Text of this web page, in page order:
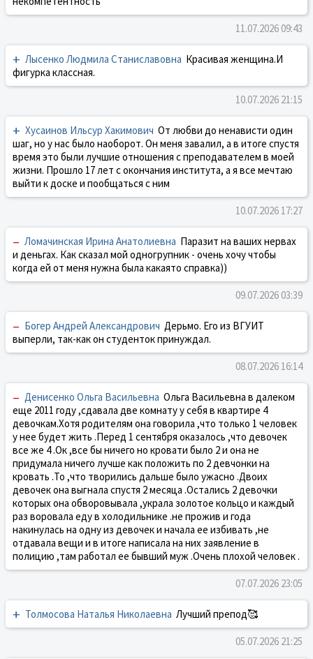
11.07.2026 09:43
+ Лысенко Людмила Станиславовна Красивая женщина.И
фигурка классная.
10.07.2026 21:15
+ Хусаинов Ильсур Хакимович От любви до ненависти один
шаг, но у нас было наоборот. Он меня завалил, а в итоге спустя
время это были лучшие отношения с преподавателем в моей
жизни. Прошло 17 лет с окончания института, а я все мечтаю
выйти к доске и пообщаться с ним
10.07.2026 17:27
– Ломачинская Ирина Анатолиевна Паразит на ваших нервах
и деньгах. Как сказал мой одногрупник - очень хочу чтобы
когда ей от меня нужна была какаято справка))
09.07.2026 03:39
– Богер Андрей Александрович Дерьмо. Его из ВГУИТ
выперли, так-как он студенток принуждал.
08.07.2026 16:14
– Денисенко Ольга Васильевна Ольга Васильевна в далеком
еще 2011 году ,сдавала две комнату у себя в квартире 4
девочкам.Хотя родителям она говорила ,что только 1 человек
у нее будет жить .Перед 1 сентября оказалось ,что девочек
все же 4 .Ок ,все бы ничего но кровати было 2 и она не
придумала ничего лучше как положить по 2 девчонки на
кровать .То ,что творились дальше было ужасно .Двоих
девочек она выгнала спустя 2 месяца .Остались 2 девочки
которых она обворовывала ,украла золотое кольцо и каждый
раз воровала еду в холодильнике .не прожив и года
накинулась на одну из девочек и начала ее избивать ,не
отдавала вещи и в итоге написала на них заявление в
полицию ,там работал ее бывший муж .Очень плохой человек .
07.07.2026 23:05
+ Толмосова Наталья Николаевна Лучший препод🥰
05.07.2026 21:25